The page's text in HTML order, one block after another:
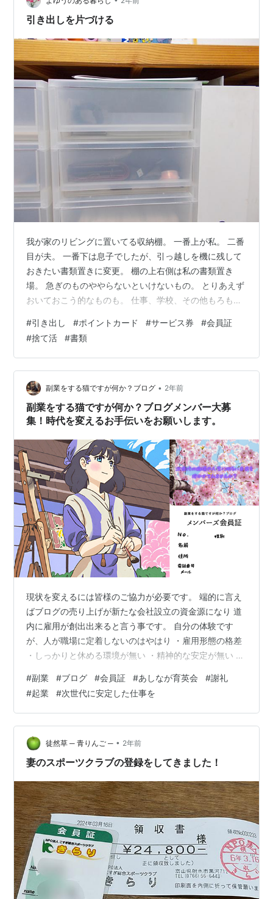
引き出しを片づける
我が家のリビングに置いてる収納棚。 一番上が私。 二番
目が夫。 一番下は息子でしたが、引っ越しを機に残して
おきたい書類置きに変更。 棚の上右側は私の書類置き
場。 急ぎのものややらないといけないもの。 とりあえず
おいておこう的なものも。 仕事、学校、その他もろもろ
対なくしたらあかんものは、引き出しに入れています。
無印のものです。 レシートもここに入れています。 棚の
上は、急ぎのものもあるし、見栄えが悪くなると片づけ
ないといけません。 が、問題は引き出しの中。 散らかっ
ていても、見た目にはそこまで害しないし、後回しにな
りがち。 そこをようやく今…
#引き出し #ポイントカード #サービス券 #会員証
#捨て活 #書類
副業をする猫ですが何か？ブログ • 2年前
副業をする猫ですが何か？ブログメンバー大募
集！時代を変えるお手伝いをお願いします。
現状を変えるには皆様のご協力が必要です。 端的に言え
ばブログの売り上げが新たな会社設立の資金源になり 道
内に雇用が創出出来ると言う事です。 自分の体験です
が、人が職場に定着しないのはやはり ・雇用形態の格差
・しっかりと休める環境が無い ・精神的な安定が無い ・
パワハラ ・新人の研修の雑さ ・上下の意見が通らない
・マウント取りたがりで場を乱す人 ・性別による差別 ・
生まれに対する差別 私の目指す会社はこれらの事を無く
しクリーンな会社を作ります！ お願いします。ご協力く
ださい。あなたの力が必要です！ 募集内容 内容は簡単で
す「副業をする猫ですが…
#副業 #ブログ #会員証 #あしなが育英会 #謝礼
#起業 #次世代に安定した仕事を
徒然草 ─ 青りんご ─ • 2年前
妻のスポーツクラブの登録をしてきました！